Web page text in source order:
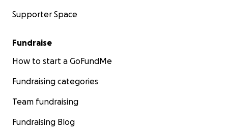
Supporter Space
Fundraise
How to start a GoFundMe
Fundraising categories
Team fundraising
Fundraising Blog